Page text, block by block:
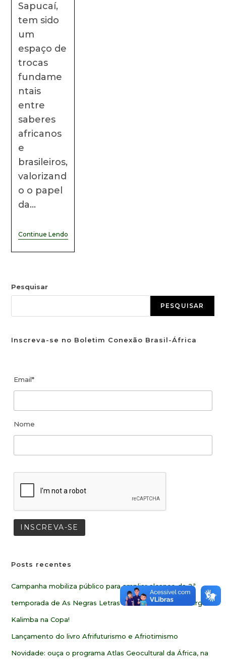
Sapucaí,
tem sido
um
espaço de
trocas
fundame
ntais
entre
saberes
africanos
e
brasileiros,
valorizand
o o papel
da…
Continue Lendo
Pesquisar
PESQUISAR
Inscreva-se no Boletim Conexão Brasil-África
Email*
Nome
Posts recentes
Campanha mobiliza público para ampliar alcance da 2ª
temporada de As Negras Letras de Oswaldo de Camargo
Kalimba na Copa!
Lançamento do livro Afrifuturismo e Afriotimismo
Novidade: ouça o programa Atlas Geocultural da África, na